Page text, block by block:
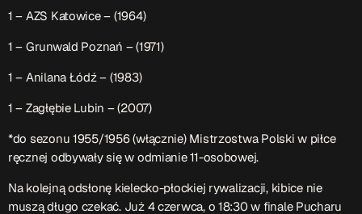
1 – AZS Katowice – (1964)
1 – Grunwald Poznań – (1971)
1 – Anilana Łódź – (1983)
1 – Zagłębie Lubin – (2007)
*do sezonu 1955/1956 (włącznie) Mistrzostwa Polski w piłce
ręcznej odbywały się w odmianie 11-osobowej.
Na kolejną odsłonę kielecko-płockiej rywalizacji, kibice nie
muszą długo czekać. Już 4 czerwca, o 18:30 w finale Pucharu